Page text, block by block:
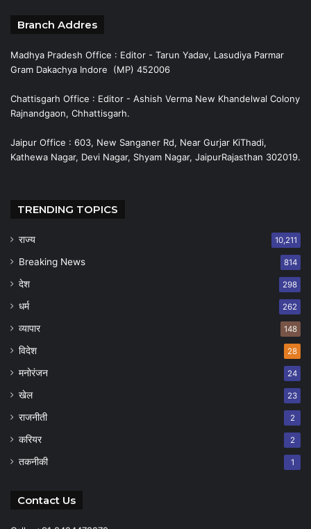
Branch Addres
Madhya Pradesh Office : Editor - Tarun Yadav, Lasudiya Parmar
Gram Dakachya Indore (MP) 452006
Chattisgarh Office : Editor - Ashish Verma New Khandelwal Colony
Rajnandgaon, Chhattisgarh.
Jaipur Office : 603, New Sanganer Rd, Near Gurjar KiThadi,
Kathewa Nagar, Devi Nagar, Shyam Nagar, JaipurRajasthan 302019.
TRENDING TOPICS
राज्य 10,211
Breaking News 814
देश 298
धर्म 262
व्यापार 148
विदेश 28
मनोरंजन 24
खेल 23
राजनीती 2
करियर 2
तकनीकी 1
Contact Us